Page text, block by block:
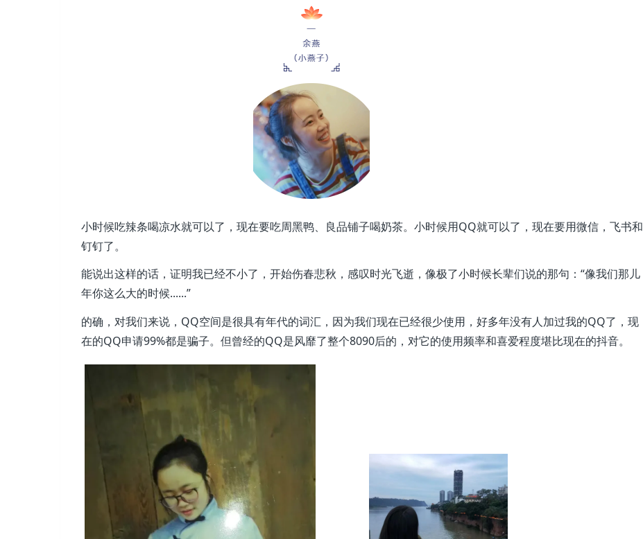
小时候吃辣条喝凉水就可以了，现在要吃周黑鸭、良品铺子喝奶茶。小时候用QQ就可以了，现在要用微信，飞书和
钉钉了。
能说出这样的话，证明我已经不小了，开始伤春悲秋，感叹时光飞逝，像极了小时候长辈们说的那句：“像我们那儿
年你这么大的时候......”
的确，对我们来说，QQ空间是很具有年代的词汇，因为我们现在已经很少使用，好多年没有人加过我的QQ了，现
在的QQ申请99%都是骗子。但曾经的QQ是风靡了整个8090后的，对它的使用频率和喜爱程度堪比现在的抖音。